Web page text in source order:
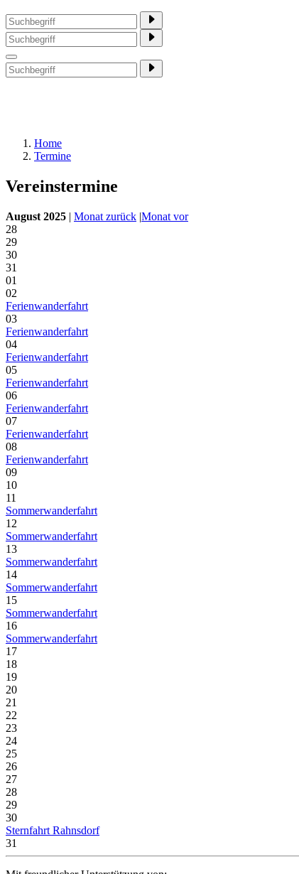
Home
Termine
Vereinstermine
August 2025 | Monat zurück |Monat vor
28
29
30
31
01
02
Ferienwanderfahrt
03
Ferienwanderfahrt
04
Ferienwanderfahrt
05
Ferienwanderfahrt
06
Ferienwanderfahrt
07
Ferienwanderfahrt
08
Ferienwanderfahrt
09
10
11
Sommerwanderfahrt
12
Sommerwanderfahrt
13
Sommerwanderfahrt
14
Sommerwanderfahrt
15
Sommerwanderfahrt
16
Sommerwanderfahrt
17
18
19
20
21
22
23
24
25
26
27
28
29
30
Sternfahrt Rahnsdorf
31